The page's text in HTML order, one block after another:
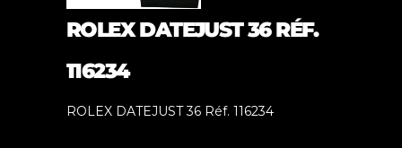
ROLEX DATEJUST 36 RÉF.
116234
ROLEX DATEJUST 36 Réf. 116234